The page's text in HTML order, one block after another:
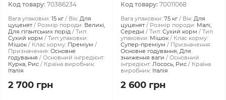
Код товару: 70386234
Вага упаковки: 15 кг Вік: Для
цуценят
Розмір породи: Великі,
Для гігантських порід
Тип:
Сухий корм
Тип упаковки:
Мішок
Клас корму: Преміум
Призначення: Основне
годування
Основний інгредієнт:
Курка, Рис
Країна виробник:
Італія
2 700 грн
Код товару: 70011068
Вага упаковки: 7.5 кг Вік: Для
цуценят
Розмір породи: Малі,
Середні
Тип: Сухий корм
Тип
упаковки: Мішок
Клас корму:
Супер-преміум
Призначення:
Основне годування, Для
зниження ваги
Основний
інгредієнт: Лосось, Рис
Країна
виробник: Італія
2 600 грн